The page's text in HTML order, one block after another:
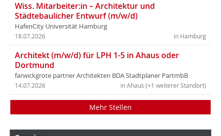
Wiss. Mitarbeiter:in – Architektur und
Städtebaulicher Entwurf (m/w/d)
HafenCity Universität Hamburg
in Hamburg
18.07.2026
Architekt (m/w/d) für LPH 1-5 in Ahaus oder
Dortmund
farwickgrote partner Architekten BDA Stadtplaner PartmbB
in Ahaus (+1 weiterer Standort)
14.07.2026
Mehr Stellen